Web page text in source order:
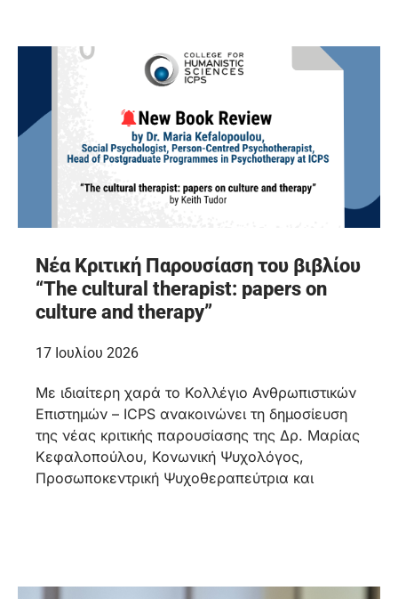
Νέα Κριτική Παρουσίαση του βιβλίου
“The cultural therapist: papers on
culture and therapy”
17 Ιουλίου 2026
Με ιδιαίτερη χαρά το Κολλέγιο Ανθρωπιστικών
Επιστημών – ICPS ανακοινώνει τη δημοσίευση
της νέας κριτικής παρουσίασης της Δρ. Μαρίας
Κεφαλοπούλου, Κονωνική Ψυχολόγος,
Προσωποκεντρική Ψυχοθεραπεύτρια και